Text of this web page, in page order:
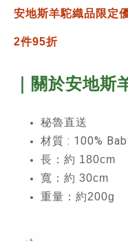
安地斯羊駝織品限定
2件95折
｜關於安地斯
秘魯直送
材質 : 100%
長：約 180cm
寬：約 30cm
重量：約200g